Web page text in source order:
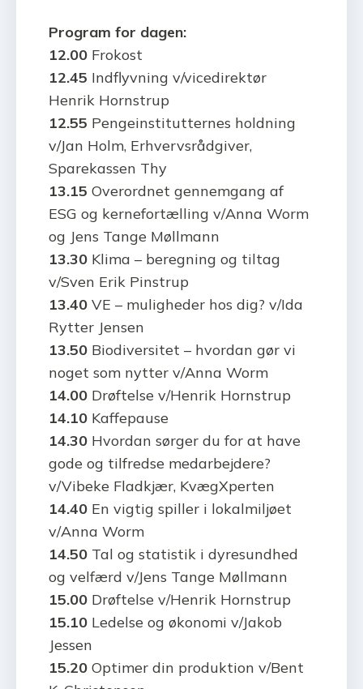
Program for dagen:
12.00 Frokost
12.45 Indflyvning v/vicedirektør
Henrik Hornstrup
12.55 Pengeinstitutternes holdning
v/Jan Holm, Erhvervsrådgiver,
Sparekassen Thy
13.15 Overordnet gennemgang af
ESG og kernefortælling v/Anna Worm
og Jens Tange Møllmann
13.30 Klima – beregning og tiltag
v/Sven Erik Pinstrup
13.40 VE – muligheder hos dig? v/Ida
Rytter Jensen
13.50 Biodiversitet – hvordan gør vi
noget som nytter v/Anna Worm
14.00 Drøftelse v/Henrik Hornstrup
14.10 Kaffepause
14.30 Hvordan sørger du for at have
gode og tilfredse medarbejdere?
v/Vibeke Fladkjær, KvægXperten
14.40 En vigtig spiller i lokalmiljøet
v/Anna Worm
14.50 Tal og statistik i dyresundhed
og velfærd v/Jens Tange Møllmann
15.00 Drøftelse v/Henrik Hornstrup
15.10 Ledelse og økonomi v/Jakob
Jessen
15.20 Optimer din produktion v/Bent